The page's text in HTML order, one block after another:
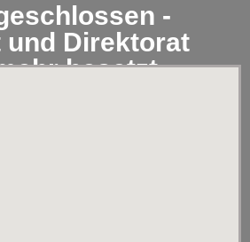
-
und Direktorat
besetzt.